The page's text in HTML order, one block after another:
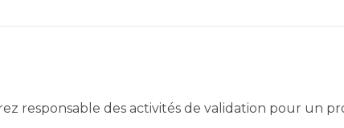
responsable des activités de validation pour un